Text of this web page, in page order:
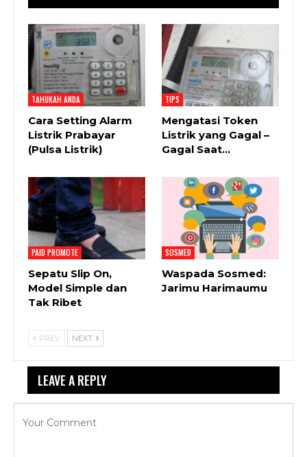
TAHUKAH ANDA
Cara Setting Alarm
Listrik Prabayar
(Pulsa Listrik)
TIPS
Mengatasi Token
Listrik yang Gagal –
Gagal Saat…
PAID PROMOTE
Sepatu Slip On,
Model Simple dan
Tak Ribet
SOSMED
Waspada Sosmed:
Jarimu Harimaumu
PREV NEXT
LEAVE A REPLY
Your email address will not be published.